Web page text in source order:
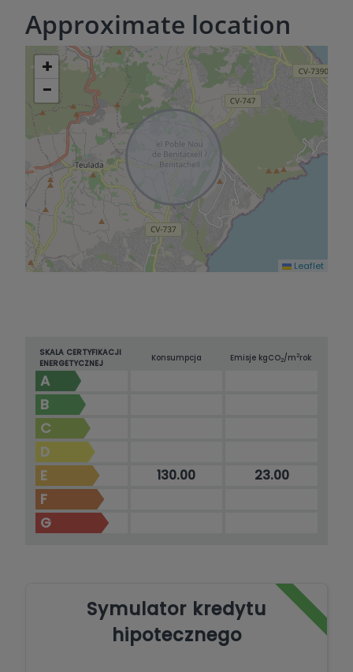
Approximate location
+
−
Leaflet
SKALA CERTYFIKACJI
ENERGETYCZNEJ
Konsumpcja Emisje kgCO2/m2rok
A
B
C
D
E
130.00 23.00
F
G
Symulator kredytu
hipotecznego